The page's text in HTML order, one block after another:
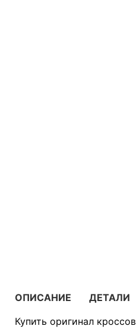
ОПИСАНИЕ ДЕТАЛИ
Купить оригинал